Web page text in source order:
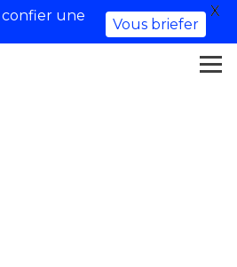
confier une
Vous briefer
X